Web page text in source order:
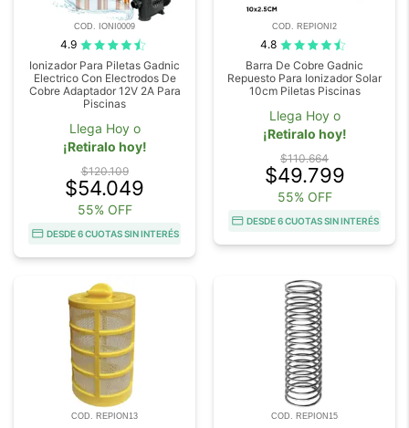
COD. IONI0009
4.9
Ionizador Para Piletas Gadnic
Electrico Con Electrodos De
Cobre Adaptador 12V 2A Para
Piscinas
Llega Hoy o
¡Retiralo hoy!
$120.109
$54.049
55% OFF
DESDE 6 CUOTAS SIN INTERÉS
COD. REPIONI2
4.8
Barra De Cobre Gadnic
Repuesto Para Ionizador Solar
10cm Piletas Piscinas
Llega Hoy o
¡Retiralo hoy!
$110.664
$49.799
55% OFF
DESDE 6 CUOTAS SIN INTERÉS
COD. REPION13 COD. REPION15